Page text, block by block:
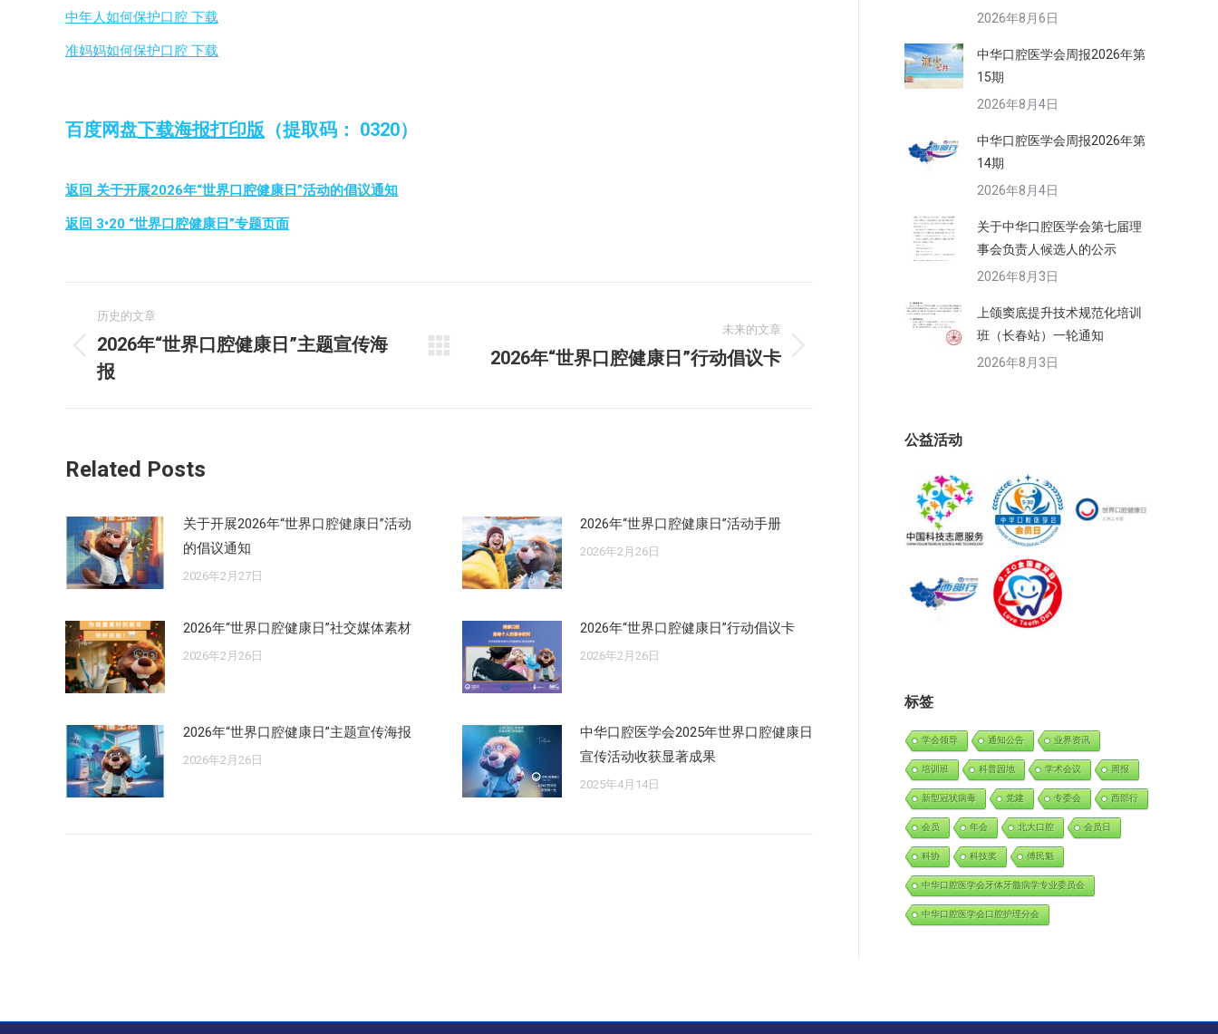
中年人如何保护口腔 下载
准妈妈如何保护口腔 下载
百度网盘下载海报打印版 （提取码： 0320）
返回 关于开展2026年“世界口腔健康日”活动的倡议通知
返回 3•20 “世界口腔健康日”专题页面
章
航
历史的文章
历
史
的
2026年“世界口腔健康日”主题宣传海
报
未来的文章
的
2026年“世界口腔健康日”行动倡议卡
Related Posts
关于开展2026年“世界口腔健康日”活动
的倡议通知
2026年2月27日
2026年“世界口腔健康日”活动手册
2026年2月26日
2026年“世界口腔健康日”社交媒体素材
2026年2月26日
2026年“世界口腔健康日”行动倡议卡
2026年2月26日
2026年“世界口腔健康日”主题宣传海报
2026年2月26日
中华口腔医学会2025年世界口腔健康日
宣传活动收获显著成果
2025年4月14日
2026年8月6日
中华口腔医学会周报2026年第
15期
2026年8月4日
中华口腔医学会周报2026年第
14期
2026年8月4日
关于中华口腔医学会第七届理
事会负责人候选人的公示
2026年8月3日
上颌窦底提升技术规范化培训
班（长春站）一轮通知
2026年8月3日
公益活动
标签
学会领导 通知公告 业界资讯
培训班 科普园地 学术会议 周报
新型冠状病毒 党建 专委会 西部行
会员 年会 北大口腔 会员日
科协 科技奖 傅民魁
中华口腔医学会牙体牙髓病学专业委员会
中华口腔医学会口腔护理分会